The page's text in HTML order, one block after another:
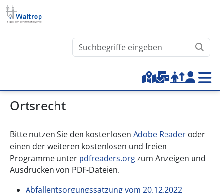
Direkt zum Inhalt
Waltrop.de durchsuchen
Top-Menu
Ortsrecht
Bitte nutzen Sie den kostenlosen Adobe Reader oder
einen der weiteren kostenlosen und freien
Programme unter pdfreaders.orgzum Anzeigen und
Ausdrucken von PDF-Dateien.
Abfallentsorgungssatzung vom 20.12.2022